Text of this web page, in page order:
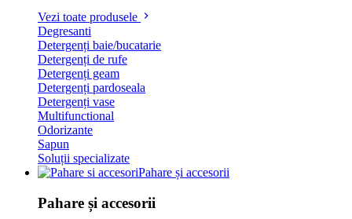
Vezi toate produsele
Degresanti
Detergenți baie/bucatarie
Detergenți de rufe
Detergenți geam
Detergenți pardoseala
Detergenți vase
Multifunctional
Odorizante
Sapun
Soluții specializate
Pahare și accesorii
Pahare și accesorii